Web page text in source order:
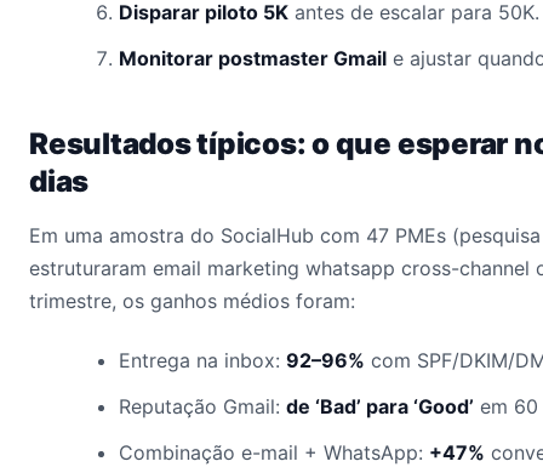
Disparar piloto 5K antes de escalar para 50K.
Monitorar postmaster Gmail e ajustar
Resultados típicos: o que esperar
dias
Em uma amostra do SocialHub com 47 PMEs
estruturaram email marketing whatsapp cross-channel
trimestre, os ganhos médios foram:
Entrega na inbox: 92–96% com SPF/DKIM/
Reputação Gmail: de ‘Bad’ para ‘Good’ em 60
Combinação e-mail + WhatsApp: +47%